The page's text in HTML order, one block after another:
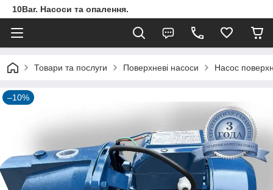
10Bar. Насоси та опалення.
Товари та послуги Поверхневі насоси Насос
–10%